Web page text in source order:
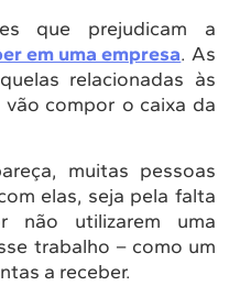
que prejudicam a
em uma empresa. As
relacionadas às
compor o caixa da
muitas pessoas
elas, seja pela falta
não utilizarem uma
trabalho – como um
a receber.